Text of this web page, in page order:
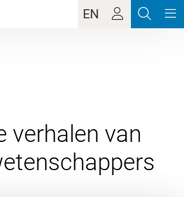
EN
verhalen van